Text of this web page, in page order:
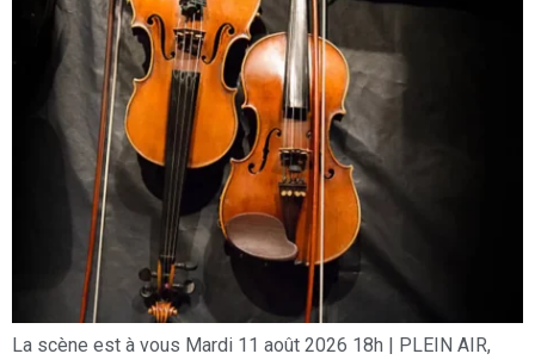
La scène est à vous Mardi 11 août 2026 18h | PLEIN AIR,